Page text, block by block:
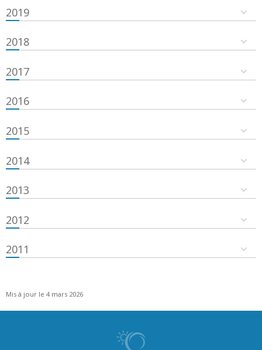
2019
2018
2017
2016
2015
2014
2013
2012
2011
Mis à jour le 4 mars 2026